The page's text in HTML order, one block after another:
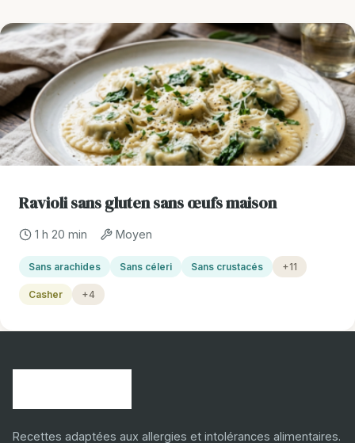
Ravioli sans gluten sans œufs maison
1 h 20 min Moyen
Sans arachides Sans céleri Sans crustacés +11
Casher +4
Recettes adaptées aux allergies et intolérances alimentaires.